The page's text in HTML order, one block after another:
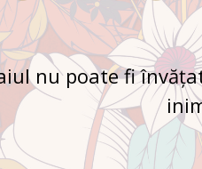
nu poate fi